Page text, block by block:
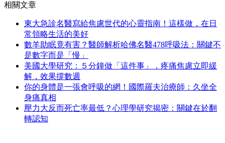
相關文章
東大急診名醫寫給焦慮世代的心靈指南！這樣做，在日
常領略生活的美好
數羊助眠竟有害？醫師解析哈佛名醫478呼吸法：關鍵不
是數字而是「慢」
美國大學研究：５分鐘做「這件事」，疼痛焦慮立即緩
解，效果撐數週
你的身體是一張會呼吸的網！國際羅夫治療師：久坐全
身痛真相
壓力大反而死亡率最低？心理學研究揭密：關鍵在於翻
轉認知